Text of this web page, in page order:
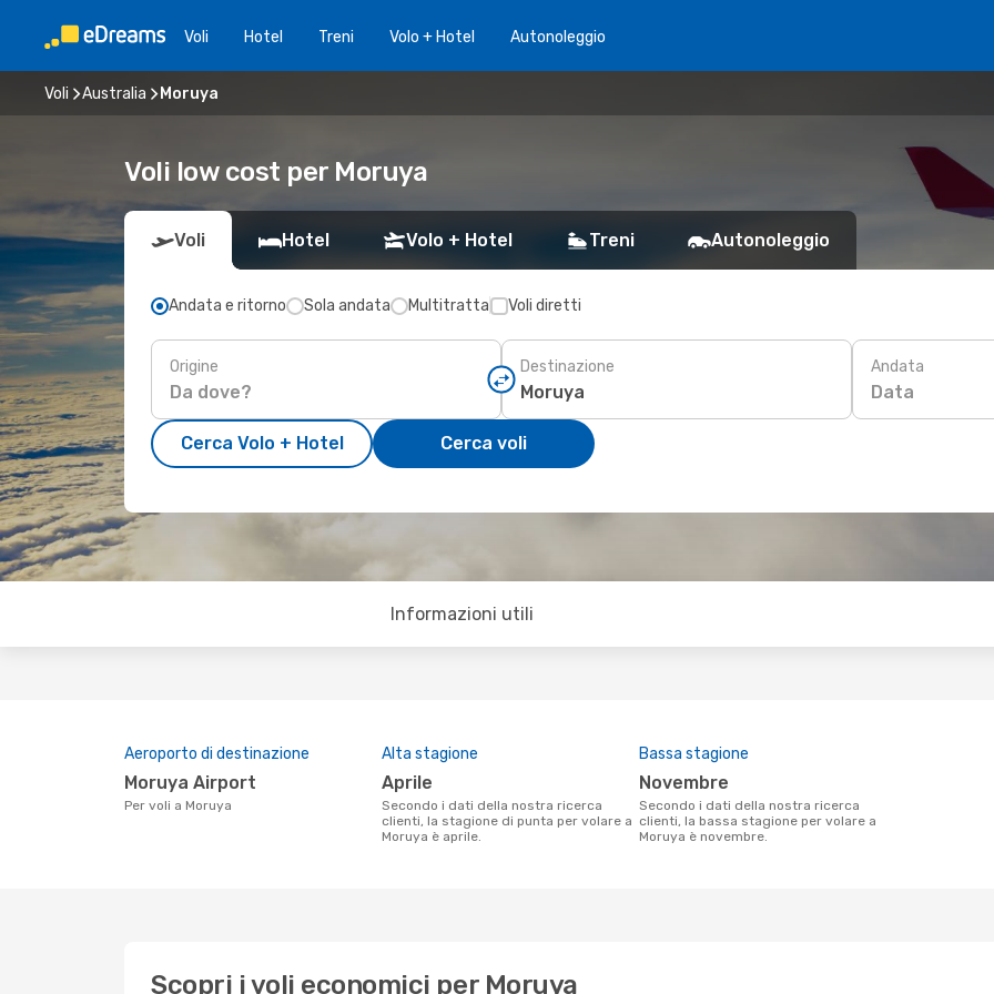
Voli Hotel Treni Volo + Hotel Autonoleggio
Voli Australia Moruya
Voli low cost per Moruya
Voli Hotel Volo + Hotel Treni Autonoleggio
Andata e ritorno Sola andata Multitratta Voli diretti
Origine Destinazione Andata
Data
Cerca Volo + Hotel Cerca voli
Informazioni utili
Aeroporto di destinazione
Moruya Airport
Per voli a Moruya
Alta stagione
aprile
Secondo i dati della nostra ricerca
clienti, la stagione di punta per volare a
Moruya è aprile.
Bassa stagione
novembre
Secondo i dati della nostra ricerca
clienti, la bassa stagione per volare a
Moruya è novembre.
Scopri i voli economici per Moruya